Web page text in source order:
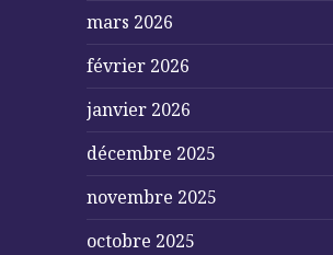
mars 2026
février 2026
janvier 2026
décembre 2025
novembre 2025
octobre 2025